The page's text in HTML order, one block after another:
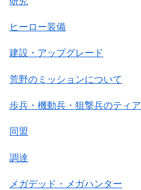
ヒーロー装備
建設・アップグレード
荒野のミッションについて
歩兵・機動兵・狙撃兵のティア
同盟
調達
メガデッド・メガハンター